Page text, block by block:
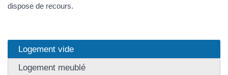
dispose de recours.
Logement vide
Logement meublé